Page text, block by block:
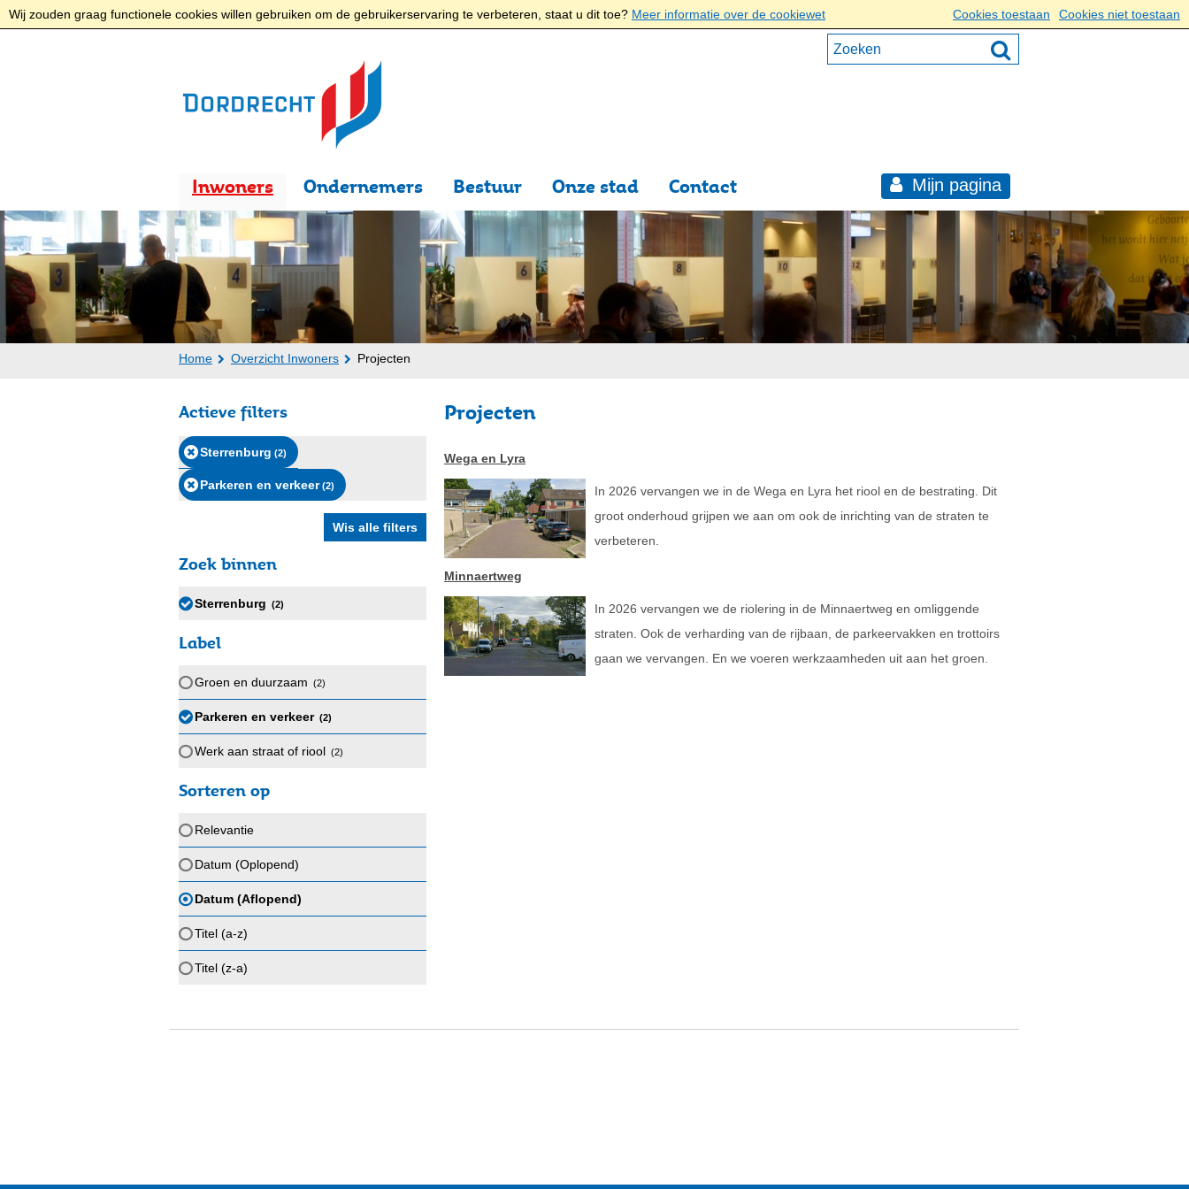
Wij zouden graag functionele cookies willen gebruiken om de gebruikerservaring te verbeteren, staat u dit toe? Meer informatie over de cookiewet Cookies toestaan Cookies niet toestaan
Inwoners Ondernemers Bestuur Onze stad Contact Mijn pagina
Home Overzicht Inwoners Projecten
Projecten
Wega en Lyra
In 2026 vervangen we in de Wega en Lyra het riool en de bestrating. Dit
groot onderhoud grijpen we aan om ook de inrichting van de straten te
verbeteren.
Minnaertweg
In 2026 vervangen we de riolering in de Minnaertweg en omliggende
straten. Ook de verharding van de rijbaan, de parkeervakken en trottoirs
gaan we vervangen. En we voeren werkzaamheden uit aan het groen.
Actieve filters
Sterrenburg (2)
Parkeren en verkeer(2)
Zoek binnen
Sterrenburg (2)
Label
Groen en duurzaam (2)
Parkeren en verkeer (2)
Werk aan straat of riool (2)
Sorteren op
Relevantie
Datum (Oplopend)
Datum (Aflopend)
Titel (a-z)
Titel (z-a)